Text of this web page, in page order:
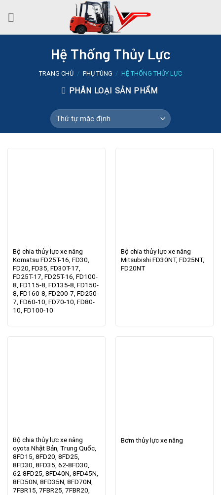
Hệ Thống Thủy Lực
TRANG CHỦ / PHỤ TÙNG / HỆ THỐNG THỦY LỰC
PHÂN LOẠI SẢN PHẨM
Bộ chia thủy lực xe nâng
Komatsu FD25T-16, FD30,
FD20, FD35, FD30T-17,
FD25T-17, FD25T-16, FD100-
8, FD115-8, FD135-8, FD150-
8, FD160-8, FD200-7, FD250-
7, FD60-10, FD70-10, FD80-
10, FD100-10
Bộ chia thủy lực xe nâng
Mitsubishi FD30NT, FD25NT,
FD20NT
Bộ chia thủy lực xe nâng
oyota Nhật Bản, Trung Quốc,
8FD15, 8FD20, 8FD25,
8FD30, 8FD35, 62-8FD30,
62-8FD25, 8FD40N, 8FD45N,
8FD50N, 8FD35N, 8FD70N,
7FBR15, 7FBR25, 7FBR20,
Bơm thủy lực xe nâng